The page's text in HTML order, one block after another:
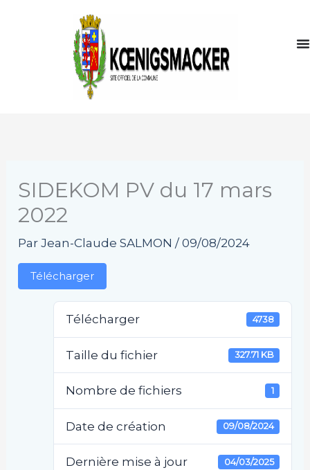
SIDEKOM PV du 17 mars
2022
ParJean-Claude SALMON/09/08/2024
Télécharger
Télécharger 4738
Taille du fichier 327.71 KB
Nombre de fichiers 1
Date de création 09/08/2024
Dernière mise à jour 04/03/2025